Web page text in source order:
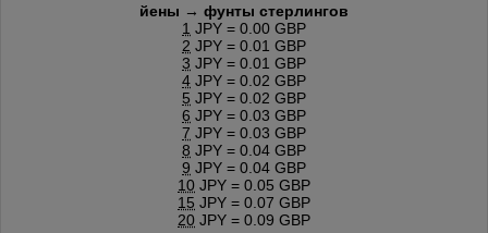
йены → фунты стерлингов
1 JPY = 0.00 GBP
2 JPY = 0.01 GBP
3 JPY = 0.01 GBP
4 JPY = 0.02 GBP
5 JPY = 0.02 GBP
6 JPY = 0.03 GBP
7 JPY = 0.03 GBP
8 JPY = 0.04 GBP
9 JPY = 0.04 GBP
10 JPY = 0.05 GBP
15 JPY = 0.07 GBP
20 JPY = 0.09 GBP